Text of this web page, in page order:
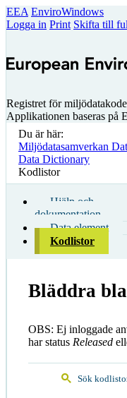
EEA EnviroWindows
Logga in Print Skifta till
Registret för
Applikationen baseras på
Du är här:
Miljödatasamverkan
Data Dictionary
Kodlistor
Hjälp och
dokumentation
Data element
Kodlistor
Bläddra
OBS: Ej inloggade
har status Released
Sök